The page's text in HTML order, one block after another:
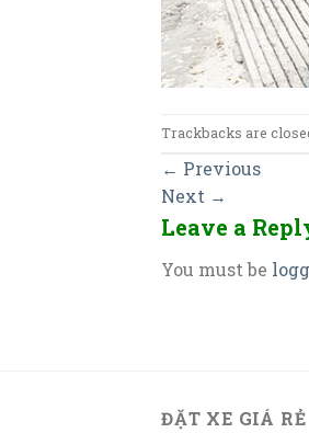
Trackbacks are
← Previous
Next →
Leave a
You must be
ĐẶT XE GIÁ RẺ